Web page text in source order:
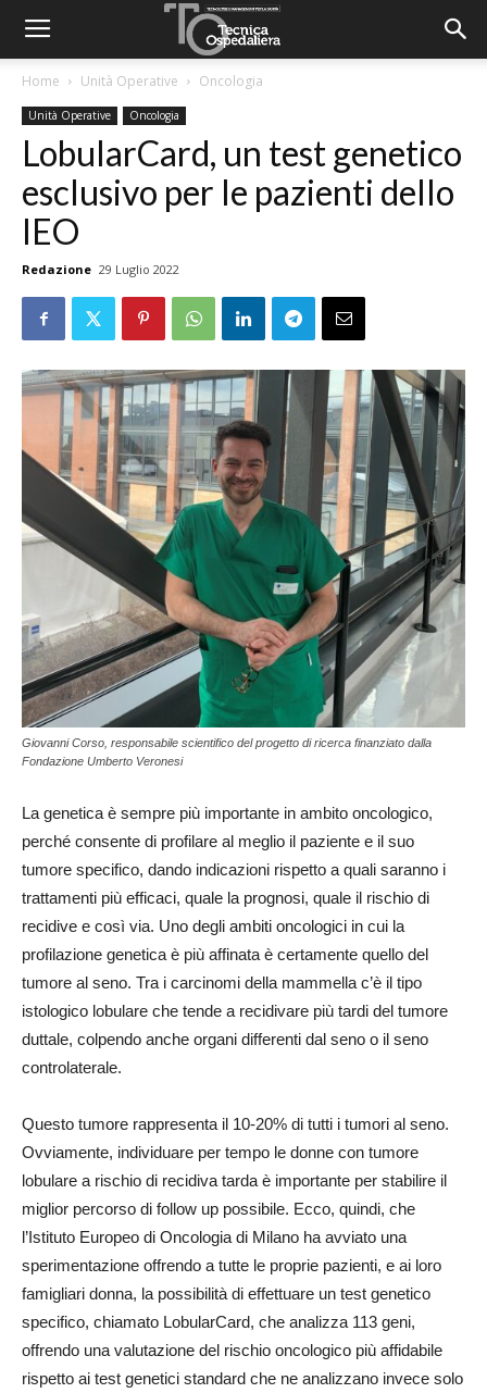
Home Unità Operative Oncologia
Unità Operative Oncologia
LobularCard, un test genetico
esclusivo per le pazienti dello
IEO
Redazione 29 Luglio 2022
Giovanni Corso, responsabile scientifico del progetto di ricerca finanziato dalla
Fondazione Umberto Veronesi
La genetica è sempre più importante in ambito oncologico,
perché consente di profilare al meglio il paziente e il suo
tumore specifico, dando indicazioni rispetto a quali saranno i
trattamenti più efficaci, quale la prognosi, quale il rischio di
recidive e così via. Uno degli ambiti oncologici in cui la
profilazione genetica è più affinata è certamente quello del
tumore al seno. Tra i carcinomi della mammella c’è il tipo
istologico lobulare che tende a recidivare più tardi del tumore
duttale, colpendo anche organi differenti dal seno o il seno
controlaterale.
Questo tumore rappresenta il 10-20% di tutti i tumori al seno.
Ovviamente, individuare per tempo le donne con tumore
lobulare a rischio di recidiva tarda è importante per stabilire il
miglior percorso di follow up possibile. Ecco, quindi, che
l’Istituto Europeo di Oncologia di Milano ha avviato una
sperimentazione offrendo a tutte le proprie pazienti, e ai loro
famigliari donna, la possibilità di effettuare un test genetico
specifico, chiamato LobularCard, che analizza 113 geni,
offrendo una valutazione del rischio oncologico più affidabile
rispetto ai test genetici standard che ne analizzano invece solo